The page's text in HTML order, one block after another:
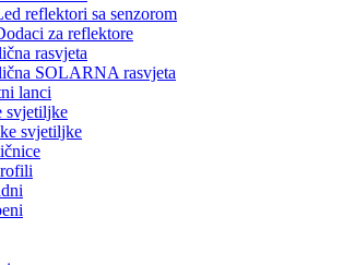
reflektori sa senzorom
za reflektore
rasvjeta
SOLARNA rasvjeta
lanci
svjetiljke
svjetiljke